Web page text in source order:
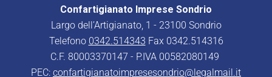
Confartigianato Imprese Sondrio
Largo dell’Artigianato, 1 - 23100 Sondrio
Telefono 0342.514343 Fax 0342.514316
C.F. 80003370147 - P.IVA 00582080149
PEC: confartigianatoimpresesondrio@legalmail.it